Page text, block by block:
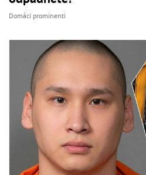
Domáci prominenti